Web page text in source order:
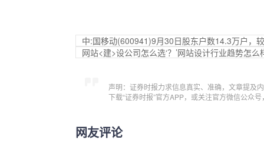
中:国移动(600941)9月30日股东户数14.3万户，
网站<建>设公司怎么选‘？’网站设计行业趋势怎么
声明：证券时报力求信息真实、准确，文章提及
下载“证券时报”官方APP，或关注官方微信公众
网友评论